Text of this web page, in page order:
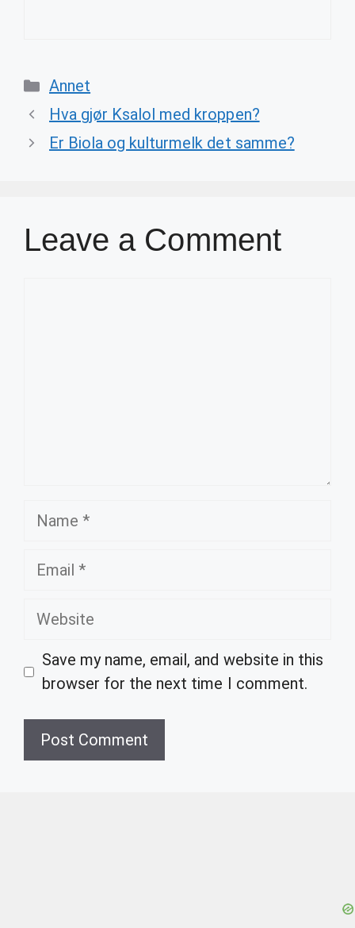
Categories
Annet
Hva gjør Ksalol med kroppen?
Er Biola og kulturmelk det samme?
Leave a Comment
Name
Email
Website
Save my name, email, and website in this
browser for the next time I comment.